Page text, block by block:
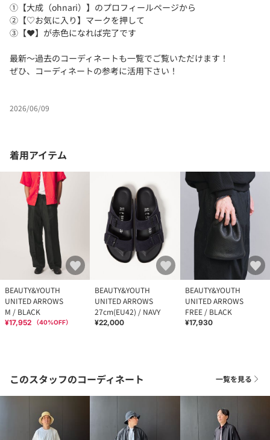
①【大成（ohnari）】のプロフィールページから
②【♡お気に入り】マークを押して
③【❤️】が赤色になれば完了です
最新〜過去のコーディネートも一覧でご覧いただけます！
ぜひ、コーディネートの参考に活用下さい！
2026/06/09
着用アイテム
BEAUTY&YOUTH
UNITED ARROWS
M / BLACK
¥17,952 （40%OFF）
BEAUTY&YOUTH
UNITED ARROWS
27cm(EU42) / NAVY
¥22,000
BEAUTY&YOUTH
UNITED ARROWS
FREE / BLACK
¥17,930
このスタッフのコーディネート 一覧を見る